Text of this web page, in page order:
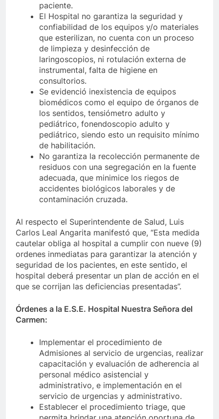
paciente.
El Hospital no garantiza la seguridad y
confiabilidad de los equipos y/o materiales
que esterilizan, no cuenta con un proceso
de limpieza y desinfección de
laringoscopios, ni rotulación externa de
instrumental, falta de higiene en
consultorios.
Se evidenció inexistencia de equipos
biomédicos como el equipo de órganos de
los sentidos, tensiómetro adulto y
pediátrico, fonendoscopio adulto y
pediátrico, siendo esto un requisito mínimo
de habilitación.
No garantiza la recolección permanente de
residuos con una segregación en la fuente
adecuada, que minimice los riegos de
accidentes biológicos laborales y de
contaminación cruzada.
Al respecto el Superintendente de Salud, Luis
Carlos Leal Angarita manifestó que, “Esta medida
cautelar obliga al hospital a cumplir con nueve (9)
ordenes inmediatas para garantizar la atención y
seguridad de los pacientes, en este sentido, el
hospital deberá presentar un plan de acción en el
que se corrijan las deficiencias presentadas”.
Órdenes a la E.S.E. Hospital Nuestra Señora del
Carmen:
Implementar el procedimiento de
Admisiones al servicio de urgencias, realizar
capacitación y evaluación de adherencia al
personal médico asistencial y
administrativo, e implementación en el
servicio de urgencias y administrativo.
Establecer el procedimiento triage, que